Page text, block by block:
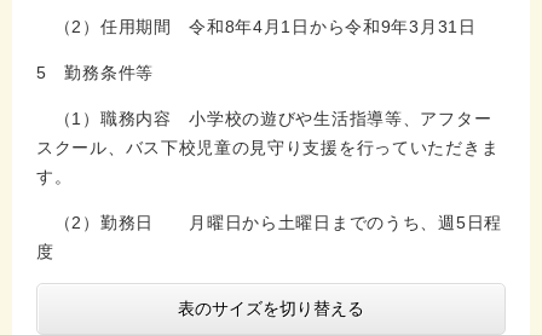
（2）任用期間 令和8年4月1日から令和9年3月31日
5 勤務条件等
（1）職務内容 小学校の遊びや生活指導等、アフター
スクール、バス下校児童の見守り支援を行っていただきま
す。
（2）勤務日 月曜日から土曜日までのうち、週5日程
度
表のサイズを切り替える